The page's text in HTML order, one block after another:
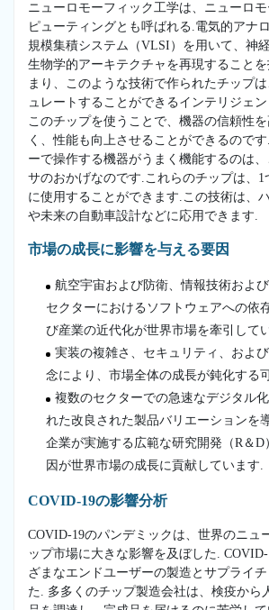
ニューロモーフィック工学は、ニューロ
ピューティングとも呼ばれる.電気的アナ
規模集積システム（VLSI）を用いて、神
生物学的アーキテクチャを再現すること
まり、このような技術で作られたチップ
ュレートすることができるインテリジェ
このチップを使うことで、機器の信頼性
く、性能も向上させることができるので
ーで操作する機器がうまく機能するのは
サのおかげなのです.これらのチップは、1
に使用することができます.この技術は、
や未来の自動車設計などに応用できます.
市場の成長に影響を与える要因
航空宇宙および防衛、情報技術およ
セクターにおけるソフトウェアへの依
び産業の近代化が世界市場を牽引して
実装の複雑さ、セキュリティ、およ
念により、市場全体の成長が鈍化する
複数のセクターでの急速なデジタル
れた改良された製品バリエーションを
企業が実施する広範な研究開発（R＆
因が世界市場の成長に貢献しています.
COVID-19の影響分析
COVID-19のパンデミックは、世界のニュ
ップ市場に大きな影響を及ぼした.
ざまなエンドユーザーの製造とサプライ
た. 多多くのチップ製造会社は、検疫から